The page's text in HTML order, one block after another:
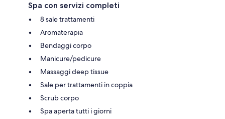
Spa con servizi completi
8 sale trattamenti
Aromaterapia
Bendaggi corpo
Manicure/pedicure
Massaggi deep tissue
Sale per trattamenti in coppia
Scrub corpo
Spa aperta tutti i giorni